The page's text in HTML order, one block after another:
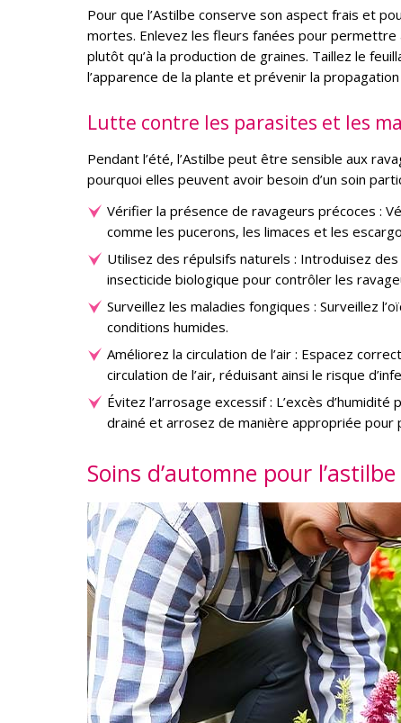
Pour que l’Astilbe conserve son aspect frais et
mortes. Enlevez les fleurs fanées pour
plutôt qu’à la production de graines. Taillez le
l’apparence de la plante et prévenir la
Lutte contre les parasites et les
Pendant l’été, l’Astilbe peut être sensible aux
pourquoi elles peuvent avoir besoin d’un soin
Vérifier la présence de ravageurs précoces :
comme les pucerons, les limaces et les
Utilisez des répulsifs naturels : Introduisez
insecticide biologique pour contrôler les
Surveillez les maladies fongiques : Surveillez
conditions humides.
Améliorez la circulation de l’air : Espacez
circulation de l’air, réduisant ainsi le risque
Évitez l’arrosage excessif : L’excès
drainé et arrosez de manière appropriée pour
Soins d’automne pour l’astilbe